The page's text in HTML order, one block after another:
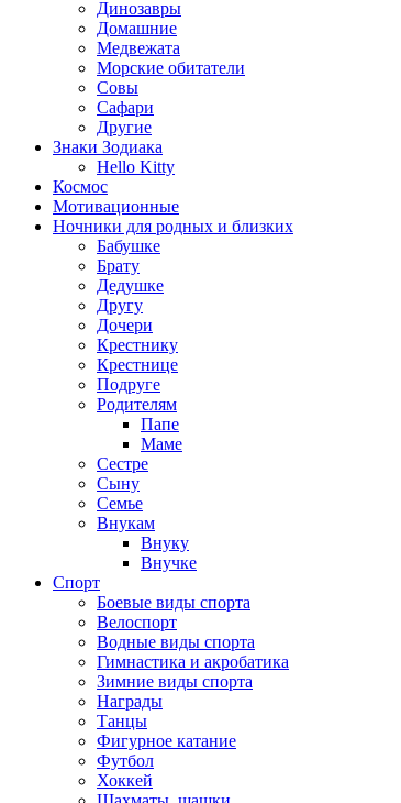
Динозавры
Домашние
Медвежата
Морские обитатели
Совы
Сафари
Другие
Знаки Зодиака
Hello Kitty
Космос
Мотивационные
Ночники для родных и близких
Бабушке
Брату
Дедушке
Другу
Дочери
Крестнику
Крестнице
Подруге
Родителям
Папе
Маме
Сестре
Сыну
Семье
Внукам
Внуку
Внучке
Спорт
Боевые виды спорта
Велоспорт
Водные виды спорта
Гимнастика и акробатика
Зимние виды спорта
Награды
Танцы
Фигурное катание
Футбол
Хоккей